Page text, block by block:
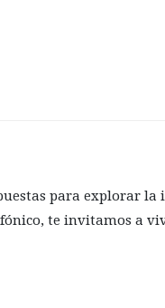
para explorar la
te invitamos a